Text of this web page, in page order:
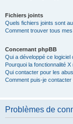
Fichiers joints
Quels fichiers joints sont
Comment trouver tous
Concernant phpBB
Qui a développé ce logiciel
Pourquoi la fonctionnalité X
Qui contacter pour les
Comment puis-je
Problèmes de